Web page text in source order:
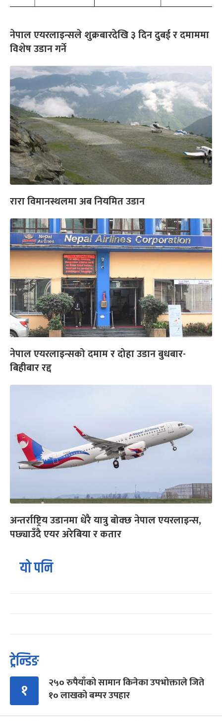
नेपाल एयरलाइन्सले शुक्रबारदेखि ३ दिन दुबई र दमाममा
विशेष उडान गर्ने
रारा विमानस्थलमा अब नियमित उडान
नेपाल एयरलाइन्सको दमाम र दोहा उडान बुधबार-
बिहीबार रद्द
अन्तर्राष्ट्रिय उडानमा धेरै यात्रु बोक्छ नेपाल एयरलाइन्स,
पछ्याउँदै एयर अरेबिया र कतार
यो पनि
ट्रेन्डिङ
१
२५० रुपैयाँको सामान किनेका उपभोक्ताले जिते
१० लाखको बम्पर उपहार